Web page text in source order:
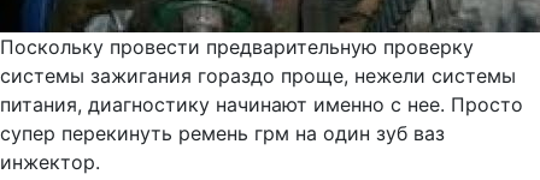
Поскольку провести предварительную проверку
системы зажигания гораздо проще, нежели системы
питания, диагностику начинают именно с нее. Просто
супер перекинуть ремень грм на один зуб ваз
инжектор.